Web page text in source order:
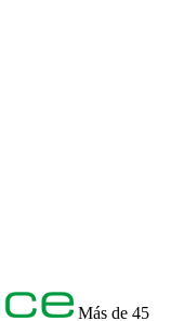
Más de 45